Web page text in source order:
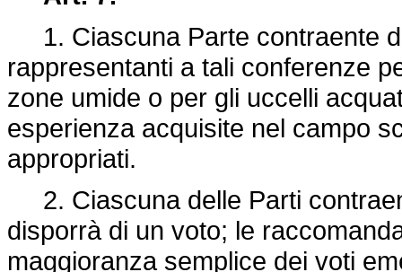
1. Ciascuna Parte contraente
rappresentanti a tali conferenze
zone umide o per gli uccelli
esperienza acquisite nel campo
appropriati.
2. Ciascuna delle Parti
disporrà di un voto; le
maggioranza semplice dei voti